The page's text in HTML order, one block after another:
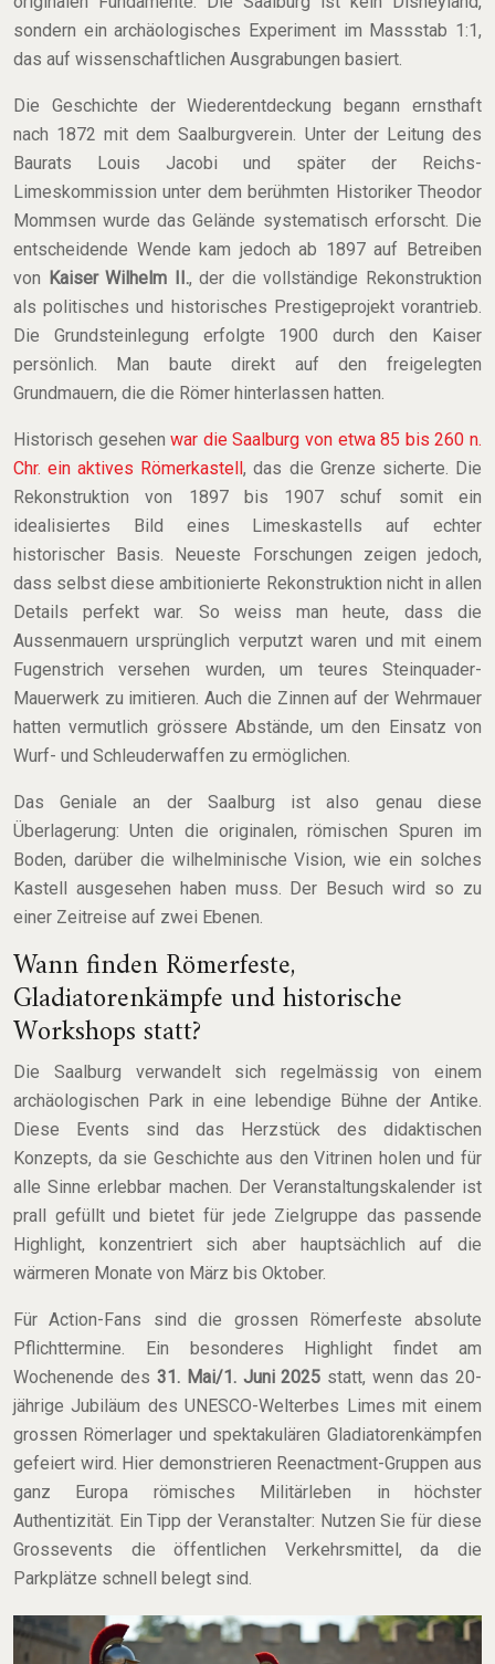
sondern ein archäologisches Experiment im Massstab 1:1,
das auf wissenschaftlichen Ausgrabungen basiert.
Die Geschichte der Wiederentdeckung begann ernsthaft
nach 1872 mit dem Saalburgverein. Unter der Leitung des
Baurats Louis Jacobi und später der Reichs-
Limeskommission unter dem berühmten Historiker Theodor
Mommsen wurde das Gelände systematisch erforscht. Die
entscheidende Wende kam jedoch ab 1897 auf Betreiben
von Kaiser Wilhelm II., der die vollständige Rekonstruktion
als politisches und historisches Prestigeprojekt vorantrieb.
Die Grundsteinlegung erfolgte 1900 durch den Kaiser
persönlich. Man baute direkt auf den freigelegten
Grundmauern, die die Römer hinterlassen hatten.
Historisch gesehenwar die Saalburg von etwa 85 bis 260 n.
Chr. ein aktives Römerkastell, das die Grenze sicherte. Die
Rekonstruktion von 1897 bis 1907 schuf somit ein
idealisiertes Bild eines Limeskastells auf echter
historischer Basis. Neueste Forschungen zeigen jedoch,
dass selbst diese ambitionierte Rekonstruktion nicht in allen
Details perfekt war. So weiss man heute, dass die
Aussenmauern ursprünglich verputzt waren und mit einem
Fugenstrich versehen wurden, um teures Steinquader-
Mauerwerk zu imitieren. Auch die Zinnen auf der Wehrmauer
hatten vermutlich grössere Abstände, um den Einsatz von
Wurf- und Schleuderwaffen zu ermöglichen.
Das Geniale an der Saalburg ist also genau diese
Überlagerung: Unten die originalen, römischen Spuren im
Boden, darüber die wilhelminische Vision, wie ein solches
Kastell ausgesehen haben muss. Der Besuch wird so zu
einer Zeitreise auf zwei Ebenen.
Wann finden Römerfeste,
Gladiatorenkämpfe und historische
Workshops statt?
Die Saalburg verwandelt sich regelmässig von einem
archäologischen Park in eine lebendige Bühne der Antike.
Diese Events sind das Herzstück des didaktischen
Konzepts, da sie Geschichte aus den Vitrinen holen und für
alle Sinne erlebbar machen. Der Veranstaltungskalender ist
prall gefüllt und bietet für jede Zielgruppe das passende
Highlight, konzentriert sich aber hauptsächlich auf die
wärmeren Monate von März bis Oktober.
Für Action-Fans sind die grossen Römerfeste absolute
Pflichttermine. Ein besonderes Highlight findet am
Wochenende des 31. Mai/1. Juni 2025 statt, wenn das 20-
jährige Jubiläum des UNESCO-Welterbes Limes mit einem
grossen Römerlager und spektakulären Gladiatorenkämpfen
gefeiert wird. Hier demonstrieren Reenactment-Gruppen aus
ganz Europa römisches Militärleben in höchster
Authentizität. Ein Tipp der Veranstalter: Nutzen Sie für diese
Grossevents die öffentlichen Verkehrsmittel, da die
Parkplätze schnell belegt sind.